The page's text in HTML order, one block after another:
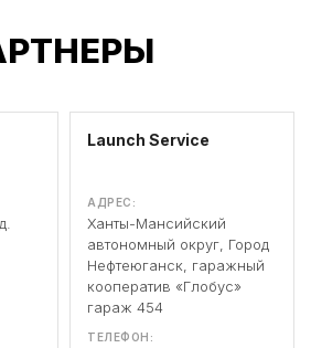
Launch Service
АДРЕС:
Ханты-Мансийский
автономный округ, Город
Нефтеюганск, гаражный
кооператив «Глобус»
гараж 454
ТЕЛЕФОН: